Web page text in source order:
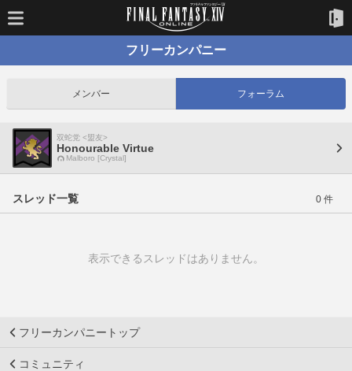
フリーカンパニー
メンバー フォーラム
双蛇党 <盟友>
Honourable Virtue
Malboro [Crystal]
スレッド一覧 0 件
表示できるスレッドはありません。
フリーカンパニートップ
コミュニティ